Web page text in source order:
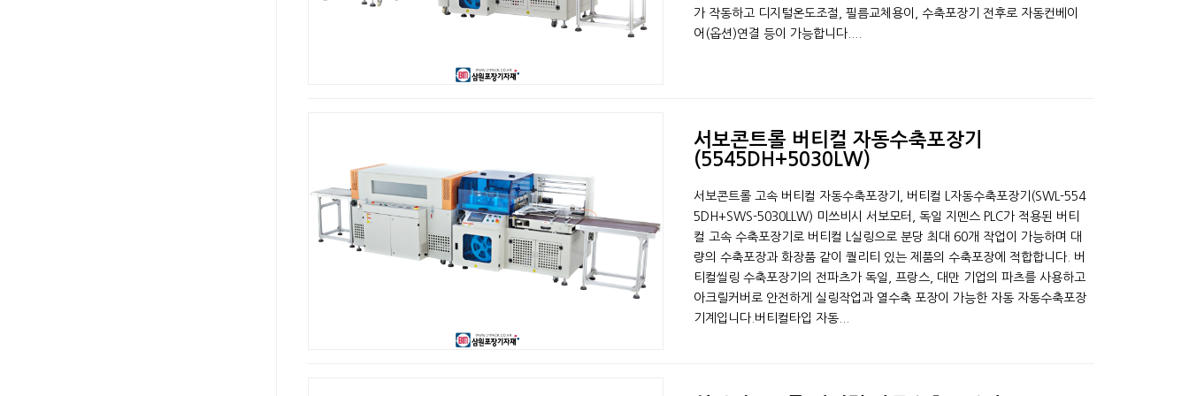
가 작동하고 디지털온도조절, 필름교체용이, 수축포장기 전후로 자동컨베이
어(옵션)연결 등이 가능합니다. ​...
서보콘트롤 버티컬 자동수축포장기
(5545DH+5030LW)
서보콘트롤 고속 버티컬 자동수축포장기, 버티컬 L자동수축포장기(SWL-554
5DH+SWS-5030LLW) 미쓰비시 서보모터, 독일 지멘스 PLC가 적용된 버티
컬 고속 수축포장기로 버티컬 L실링으로 분당 최대 60개 작업이 가능하며 대
량의 수축포장과 화장품 같이 퀄리티 있는 제품의 수축포장에 적합합니다. 버
티컬씰링 수축포장기의 전파츠가 독일, 프랑스, 대만 기업의 파츠를 사용하고
아크릴커버로 안전하게 실링작업과 열수축 포장이 가능한 자동 자동수축포장
기계입니다. ​ 버티컬타입 자동...